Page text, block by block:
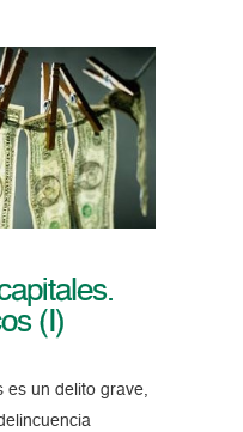
(I)
es un delito grave,